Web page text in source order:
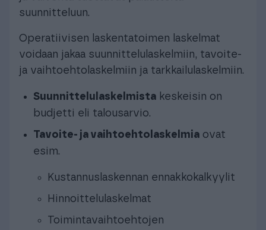
suunnitteluun.
Operatiivisen laskentatoimen laskelmat
voidaan jakaa suunnittelulaskelmiin, tavoite-
ja vaihtoehtolaskelmiin ja tarkkailulaskelmiin.
Suunnittelulaskelmista keskeisin on
budjetti eli talousarvio.
Tavoite- ja vaihtoehtolaskelmia ovat
esim.
Kustannuslaskennan ennakkokalkyylit
Hinnoittelulaskelmat
Toimintavaihtoehtojen